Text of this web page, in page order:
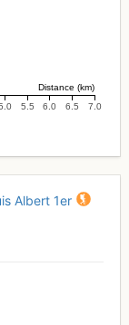
5.5 6.0 6.5 7.0
Distance (km)
Albert 1er